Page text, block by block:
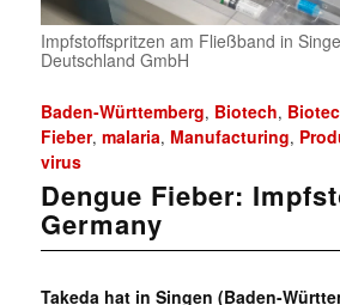
Impfstoffspritzen am Fließband in
Deutschland GmbH
Baden-Württemberg, Biotech,
Fieber, malaria, Manufacturing,
virus
Dengue Fieber:
Germany
Takeda hat in Singen (Baden-